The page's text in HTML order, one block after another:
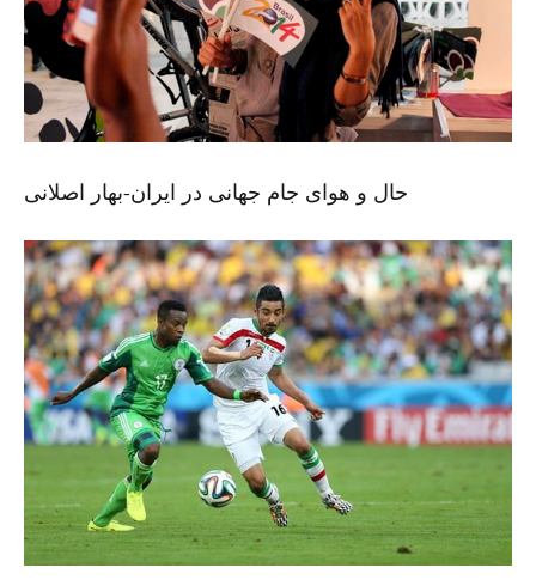
حال و هوای جام جهانی در ایران-بهار اصلانی